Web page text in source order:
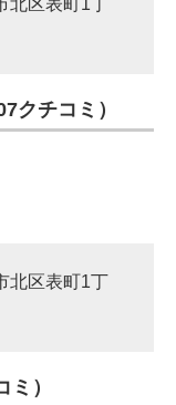
北区表町1丁
クチコミ）
北区表町1丁
）